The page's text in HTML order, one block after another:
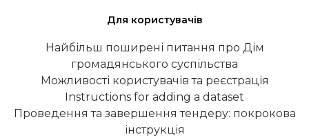
Для користувачів
Найбільш поширені питання про Дім
громадянського суспільства
Можливості користувачів та реєстрація
Instructions for adding a dataset
Проведення та завершення тендеру: покрокова
інструкція